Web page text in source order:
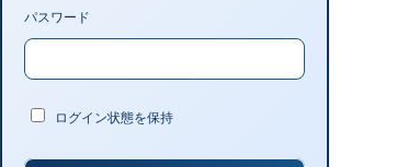
パスワード
ログイン状態を保持